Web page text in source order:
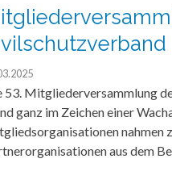
53. Mitgliederversammlung
ganz im Zeichen einer
nahmen
aus dem